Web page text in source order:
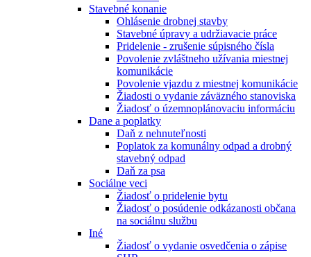
Stavebné konanie
Ohlásenie drobnej stavby
Stavebné úpravy a udržiavacie práce
Pridelenie - zrušenie súpisného čísla
Povolenie zvláštneho užívania miestnej
komunikácie
Povolenie vjazdu z miestnej komunikácie
Žiadosti o vydanie záväzného stanoviska
Žiadosť o územnoplánovaciu informáciu
Dane a poplatky
Daň z nehnuteľnosti
Poplatok za komunálny odpad a drobný
stavebný odpad
Daň za psa
Sociálne veci
Žiadosť o pridelenie bytu
Žiadosť o posúdenie odkázanosti občana
na sociálnu službu
Iné
Žiadosť o vydanie osvedčenia o zápise